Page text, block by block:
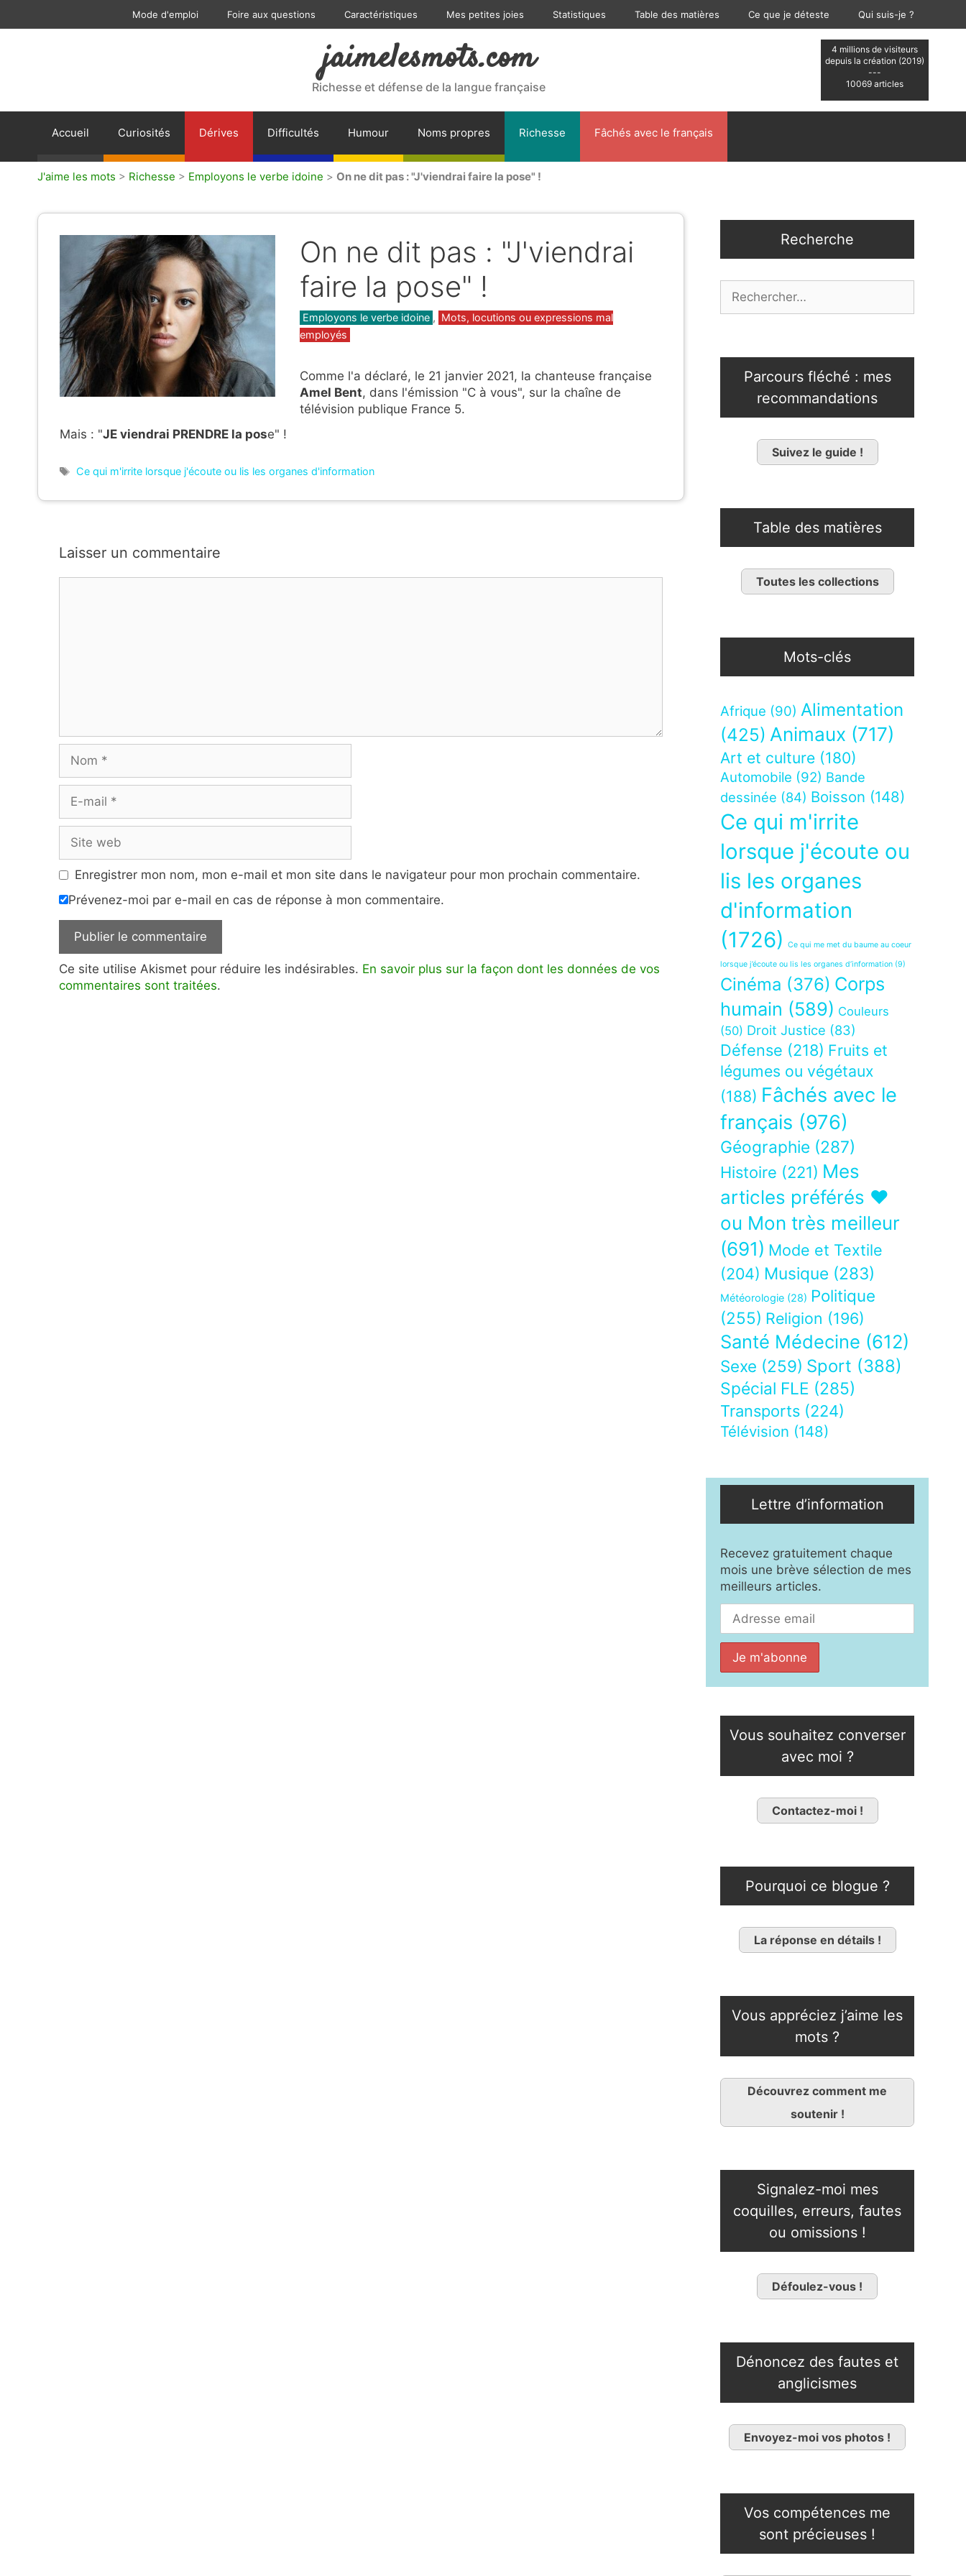
Mode d'emploi Foire aux questions Caractéristiques Mes petites joies Statistiques Table des matières Ce que je déteste Qui suis-je ?
4 millions de visiteurs
depuis la création (2019)
---
10069 articles
jaimelesmots.com
Richesse et défense de la langue française
Accueil Curiosités Dérives Difficultés Humour Noms propres Richesse Fâchés avec le français
J'aime les mots > Richesse > Employons le verbe idoine > On ne dit pas : "J'viendrai faire la pose" !
On ne dit pas : "J'viendrai
faire la pose" !
Catégories
Employons le verbe idoine , Mots, locutions ou expressions mal
employés
Comme l'a déclaré, le 21 janvier 2021, la chanteuse française
Amel Bent, dans l'émission "C à vous", sur la chaîne de
télévision publique France 5.
Mais : "JE viendrai PRENDRE la pose" !
Étiquettes
Ce qui m'irrite lorsque j'écoute ou lis les organes d'information
Laisser un commentaire
mail
web
Enregistrer mon nom, mon e-mail et mon site dans le navigateur pour mon prochain commentaire.
Prévenez-moi par e-mail en cas de réponse à mon commentaire.
Ce site utilise Akismet pour réduire les indésirables. En savoir plus sur la façon dont les données de vos
commentaires sont traitées.
Recherche
Parcours fléché : mes
recommandations
Suivez le guide !
Table des matières
Toutes les collections
Mots-clés
Afrique (90) Alimentation
(425) Animaux (717)
Art et culture (180)
Automobile (92) Bande
dessinée (84) Boisson (148)
Ce qui m'irrite
lorsque j'écoute ou
lis les organes
d'information
(1726)
Ce qui me met du baume au coeur
lorsque j’écoute ou lis les organes d’information (9)
Cinéma (376) Corps
humain (589) Couleurs
(50) Droit Justice (83)
Défense (218) Fruits et
légumes ou végétaux
(188) Fâchés avec le
français (976)
Géographie (287)
Histoire (221) Mes
articles préférés ❤
ou Mon très meilleur
(691) Mode et Textile
(204) Musique (283)
Météorologie (28) Politique
(255) Religion (196)
Santé Médecine (612)
Sexe (259) Sport (388)
Spécial FLE (285)
Transports (224)
Télévision (148)
Lettre d’information
Recevez gratuitement chaque
mois une brève sélection de mes
meilleurs articles.
Vous souhaitez converser
avec moi ?
Contactez-moi !
Pourquoi ce blogue ?
La réponse en détails !
Vous appréciez j’aime les
mots ?
Découvrez comment me
soutenir !
Signalez-moi mes
coquilles, erreurs, fautes
ou omissions !
Défoulez-vous !
Dénoncez des fautes et
anglicismes
Envoyez-moi vos photos !
Vos compétences me
sont précieuses !